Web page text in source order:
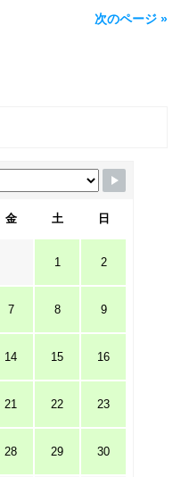
次のページ »
金 土 日
1 2
7 8 9
14 15 16
21 22 23
28 29 30